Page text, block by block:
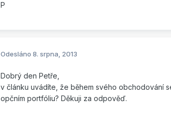
P
Odesláno 8. srpna, 2013
Dobrý den Petře,
v článku uvádíte, že během svého obchodování
opčním portfóliu? Děkuji za odpověď.